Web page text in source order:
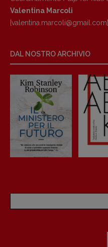
Valentina Marcoli
[valentina.marcoli@gmail. com]
DAL NOSTRO ARCHIVIO